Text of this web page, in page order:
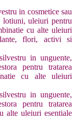
in cosmetice sau
lotiuni, uleiuri pentru
cu alte uleiuri
flori, activi si
in unguente,
pentru tratarea
cu alte uleiuri
in unguente,
pentru tratarea
alte uleiuri esentiale